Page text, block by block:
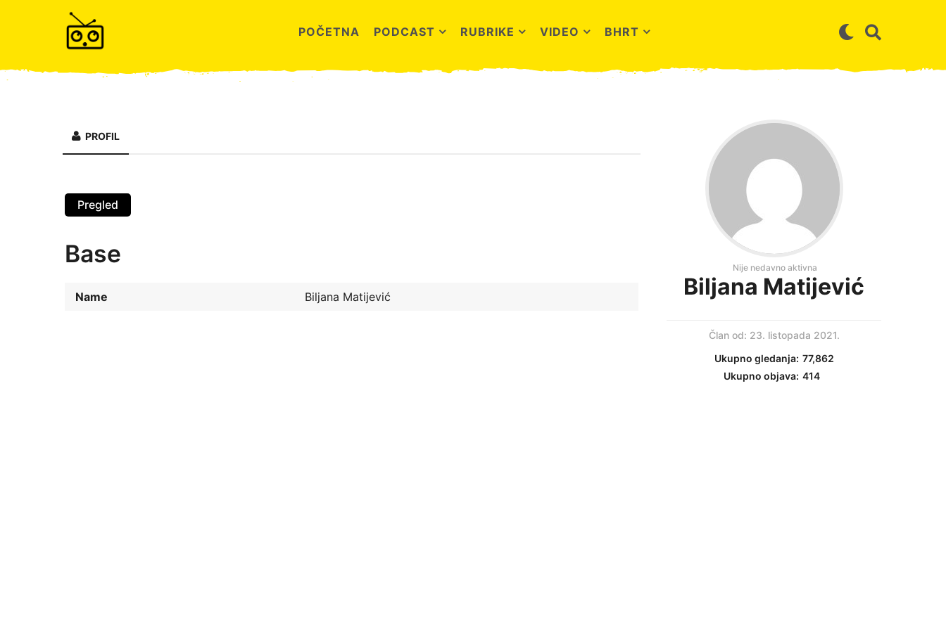
POČETNA PODCAST RUBRIKE VIDEO BHRT
Nije nedavno aktivna
Biljana Matijević
Član od: 23. listopada 2021.
Ukupno gledanja: 77,862
Ukupno objava: 414
PROFIL
Pregled
Base
Name Biljana Matijević